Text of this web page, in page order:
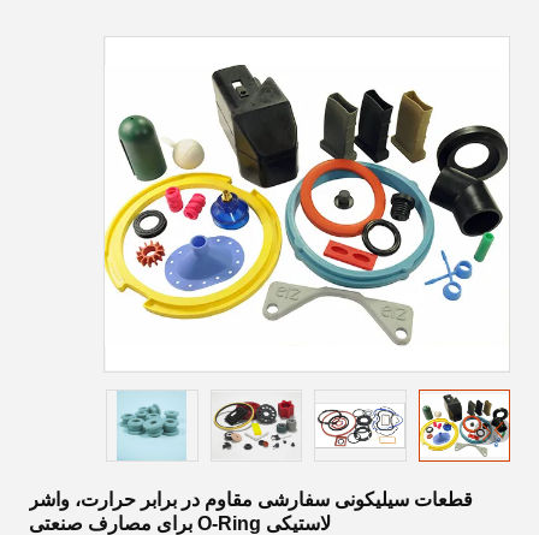
قطعات سیلیکونی سفارشی مقاوم در برابر حرارت، واشر
لاستیکی O-Ring برای مصارف صنعتی